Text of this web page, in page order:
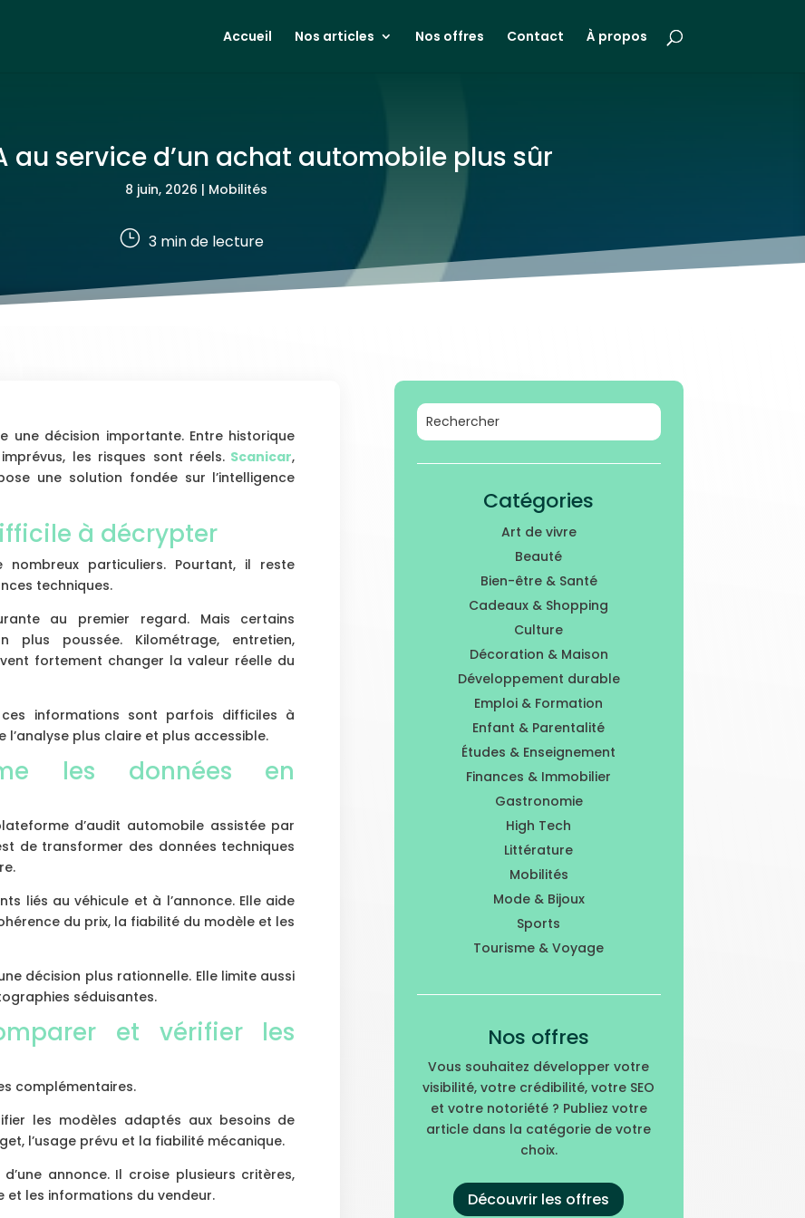
Accueil Nos articles Nos offres Contact À propos
au service d’un achat automobile plus sûr
8 juin, 2026 | Mobilités
} 3 min de lecture
une décision importante. Entre historique
les risques sont réels. Scanicar,
une solution fondée sur l’intelligence
à décrypter
particuliers. Pourtant, il reste
techniques.
au premier regard. Mais certains
plus poussée. Kilométrage, entretien,
fortement changer la valeur réelle du
informations sont parfois difficiles à
l’analyse plus claire et plus accessible.
les données en
d’audit automobile assistée par
de transformer des données techniques
liés au véhicule et à l’annonce. Elle aide
du prix, la fiabilité du modèle et les
décision plus rationnelle. Elle limite aussi
séduisantes.
et vérifier les
complémentaires.
les modèles adaptés aux besoins de
l’usage prévu et la fiabilité mécanique.
annonce. Il croise plusieurs critères,
et les informations du vendeur.
Catégories
Art de vivre
Beauté
Bien-être & Santé
Cadeaux & Shopping
Culture
Décoration & Maison
Développement durable
Emploi & Formation
Enfant & Parentalité
Études & Enseignement
Finances & Immobilier
Gastronomie
High Tech
Littérature
Mobilités
Mode & Bijoux
Sports
Tourisme & Voyage
Nos offres
Vous souhaitez développer votre
visibilité, votre crédibilité, votre SEO
et votre notoriété ? Publiez votre
article dans la catégorie de votre
choix.
Découvrir les offres